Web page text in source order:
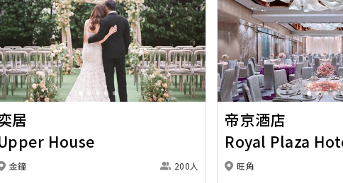
Previous Next
居
House
金鐘 200人
Previous
帝京酒店
Royal Plaza
旺角